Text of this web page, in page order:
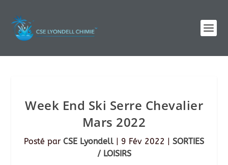
Week End Ski Serre Chevalier
Mars 2022
Posté par CSE Lyondell | 9 Fév 2022 | SORTIES
/ LOISIRS